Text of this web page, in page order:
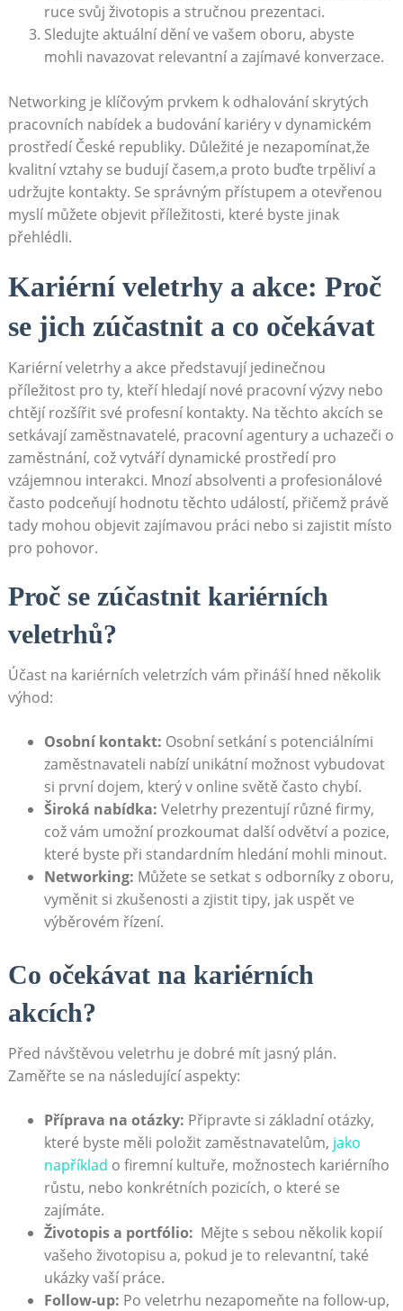
ruce svůj ⁤životopis ‌a stručnou prezentaci.
Sledujte aktuální ​dění ve vašem oboru, abyste
mohli navazovat relevantní a zajímavé konverzace.
Networking je klíčovým prvkem ⁤k odhalování ​skrytých
pracovních​ nabídek a budování‌ kariéry ⁣v dynamickém
prostředí České republiky. Důležité je nezapomínat,že
kvalitní vztahy se budují časem,a​ proto⁢ buďte trpěliví a
udržujte ​kontakty. Se správným přístupem ⁤a otevřenou
⁤myslí můžete objevit​ příležitosti, které byste ⁤jinak
⁤přehlédli.
Kariérní veletrhy a akce:​ Proč
se jich zúčastnit ‌a ‌co očekávat
Kariérní veletrhy a akce představují jedinečnou
příležitost pro⁢ ty, kteří ​hledají nové pracovní výzvy nebo
chtějí rozšířit své profesní kontakty. Na těchto akcích ⁣se ​
setkávají zaměstnavatelé, ⁣pracovní agentury a ⁢uchazeči o
zaměstnání, což vytváří dynamické prostředí pro
vzájemnou interakci.‍ Mnozí absolventi a profesionálové
‍často podceňují hodnotu těchto událostí, přičemž⁣ právě
tady mohou objevit zajímavou práci nebo si zajistit místo
pro‌ pohovor.
Proč se zúčastnit kariérních
veletrhů?
Účast na kariérních veletrzích vám ‍přináší hned několik
výhod:
Osobní kontakt: Osobní setkání ⁣s potenciálními
zaměstnavateli nabízí unikátní možnost vybudovat
si první dojem,​ který v online ⁤světě často chybí.
Široká nabídka: Veletrhy ‍prezentují různé firmy,
což vám umožní prozkoumat⁣ další odvětví a pozice,‍
které byste při standardním⁢ hledání mohli minout.
Networking: ‌Můžete ⁤se setkat s odborníky​ z oboru,
vyměnit si zkušenosti a ⁢zjistit tipy, jak uspět ve‌
výběrovém ‍řízení.
Co‍ očekávat ​na ‍kariérních
⁣akcích?
Před návštěvou veletrhu​ je dobré mít⁤ jasný plán.
Zaměřte se⁢ na ‍následující​ aspekty:
Příprava na‍ otázky: Připravte ‌si základní otázky,‌
které byste ‌měli položit zaměstnavatelům, jako
například o firemní kultuře, možnostech kariérního
růstu, nebo ​konkrétních pozicích, o které⁢ se
zajímáte.
Životopis a‌ portfólio: ‌ Mějte s sebou⁤ několik kopií
vašeho životopisu ‍a, pokud ⁤je to relevantní, také
ukázky vaší práce.
Follow-up: Po veletrhu nezapomeňte na follow-up,